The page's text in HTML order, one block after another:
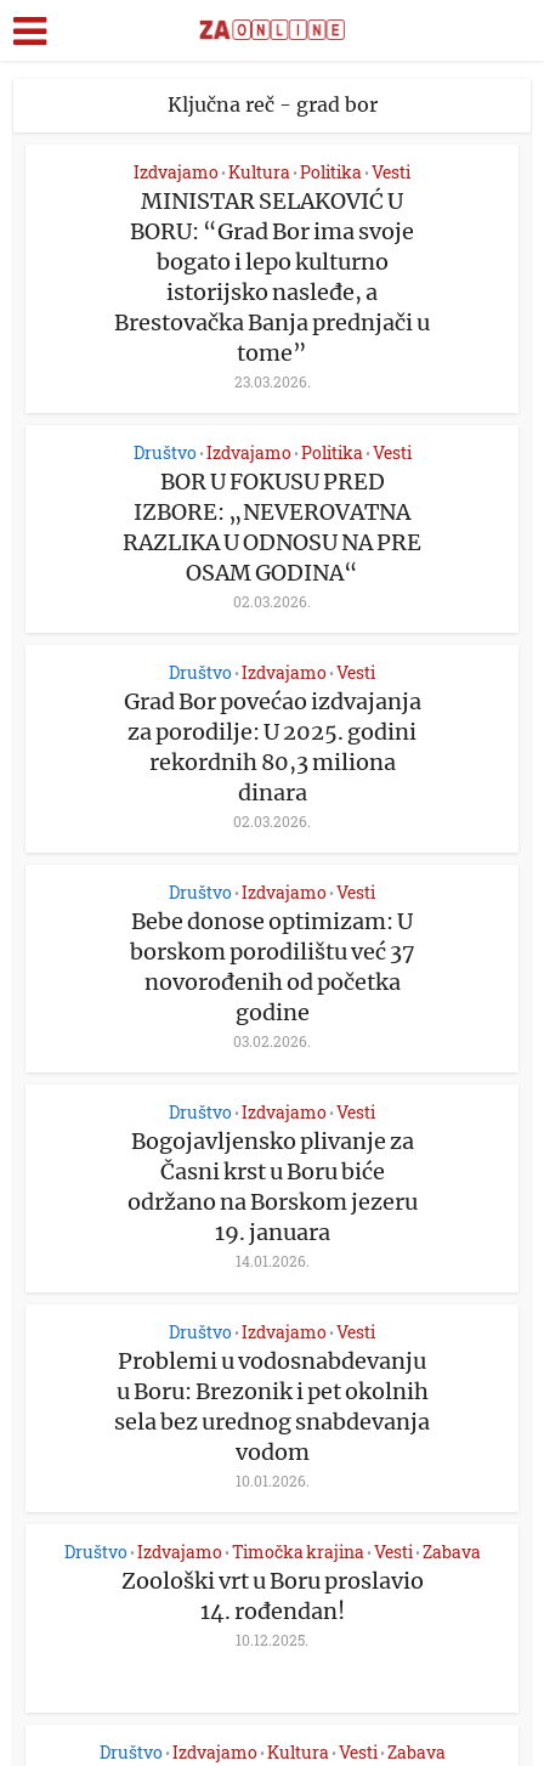
Ključna reč - grad bor
Izdvajamo•Kultura•Politika•Vesti
MINISTAR SELAKOVIĆ U
BORU: “Grad Bor ima svoje
bogato i lepo kulturno
istorijsko nasleđe, a
Brestovačka Banja prednjači u
tome”
23.03.2026.
Društvo •Izdvajamo •Politika •Vesti
BOR U FOKUSU PRED
IZBORE: „NEVEROVATNA
RAZLIKA U ODNOSU NA PRE
OSAM GODINA“
02.03.2026.
Društvo•Izdvajamo•Vesti
Grad Bor povećao izdvajanja
za porodilje: U 2025. godini
rekordnih 80,3 miliona
dinara
02.03.2026.
Društvo•Izdvajamo•Vesti
Bebe donose optimizam: U
borskom porodilištu već 37
novorođenih od početka
godine
03.02.2026.
Društvo•Izdvajamo•Vesti
Bogojavljensko plivanje za
Časni krst u Boru biće
održano na Borskom jezeru
19. januara
14.01.2026.
Društvo•Izdvajamo•Vesti
Problemi u vodosnabdevanju
u Boru: Brezonik i pet okolnih
sela bez urednog snabdevanja
vodom
10.01.2026.
Društvo •Izdvajamo •Timočka krajina •Vesti •Zabava
Zoološki vrt u Boru proslavio
14. rođendan!
10.12.2025.
Društvo •Izdvajamo •Kultura •Vesti •Zabava